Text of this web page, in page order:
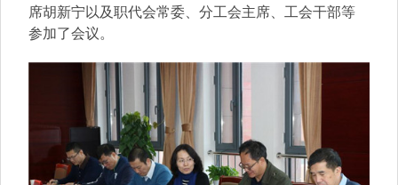
席胡新宁以及职代会常委、分工会主席、工会干部等
参加了会议。